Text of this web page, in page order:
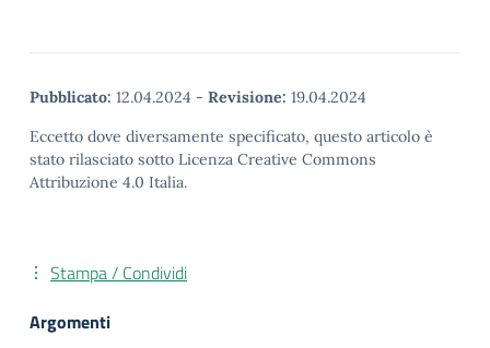
Pubblicato: 12.04.2024 - Revisione: 19.04.2024
Eccetto dove diversamente specificato, questo articolo è
stato rilasciato sotto Licenza Creative Commons
Attribuzione 4.0 Italia.
Stampa / Condividi
Argomenti